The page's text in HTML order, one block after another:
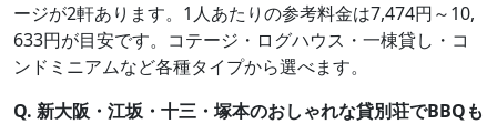
ージが2軒あります。1人あたりの参考料金は7,474円～10,
633円が目安です。コテージ・ログハウス・一棟貸し・コ
ンドミニアムなど各種タイプから選べます。
Q. 新大阪・江坂・十三・塚本のおしゃれな貸別荘でBBQも